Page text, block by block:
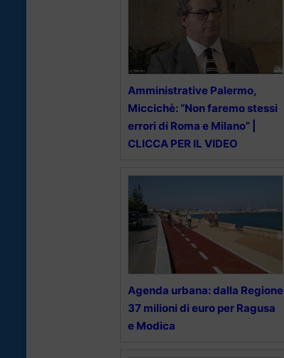
Amministrative Palermo,
Miccichè: “Non faremo stessi
errori di Roma e Milano” |
CLICCA PER IL VIDEO
Agenda urbana: dalla Regione
37 milioni di euro per Ragusa
e Modica